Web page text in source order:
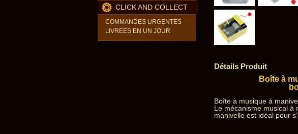
CLICK AND COLLECT
COMMANDES URGENTES
LIVREES EN UN JOUR
Détails Produit
Boîte à
Boîte à musique à
Le mécanisme musical à
manivelle est idéal pour